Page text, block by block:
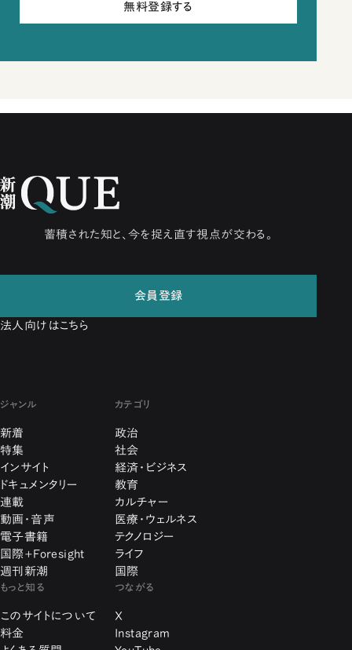
無料登録する
蓄積された知と、今を捉え直す視点が交わる。
会員登録
法人向けはこちら
ジャンル
新着
特集
インサイト
ドキュメンタリー
連載
動画・音声
電子書籍
国際+Foresight
週刊新潮
カテゴリ
政治
社会
経済・ビジネス
教育
カルチャー
医療・ウェルネス
テクノロジー
ライフ
国際
もっと知る
このサイトについて
料金
つながる
X
Instagram